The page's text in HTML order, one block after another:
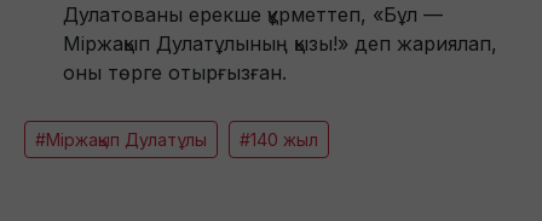
Дулатованы ерекше құрметтеп, «Бұл —
Міржақып Дулатұлының қызы!» деп жариялап,
оны төрге отырғызған.
#Міржақып Дулатұлы #140 жыл